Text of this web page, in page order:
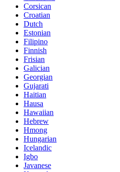
Corsican
Croatian
Dutch
Estonian
Filipino
Finnish
Frisian
Galician
Georgian
Gujarati
Haitian
Hausa
Hawaiian
Hebrew
Hmong
Hungarian
Icelandic
Igbo
Javanese